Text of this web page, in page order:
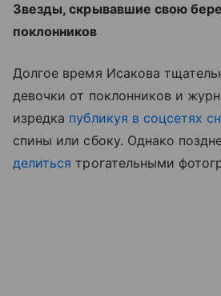
Звезды, скрывавшие свою
поклонников
Долгое время Исакова
девочки от поклонников и
изредка публикуя в соцсетях
спины или сбоку. Однако
делиться трогательными